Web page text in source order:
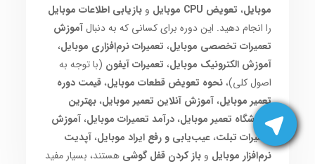
موبایل، تعویض CPU موبایل وبازیابی اطلاعات موبایل
را انجام دهید. این دوره برای کسانی که به دنبالآموزش
تعمیرات تخصصی موبایل، تعمیرات نرم‌افزاری موبایل،
آموزش الکترونیک موبایل، تعمیرات آیفون (با توجه به
اصول کلی)،نحوه تعویض قطعات موبایل،قیمت دوره
تعمیر موبایل،آموزش آنلاین تعمیر موبایل،بهترین
آموزشگاه تعمیر موبایل،درآمد تعمیرات موبایل،آموزش
تعمیرات تبلت،عیب‌یابی و رفع ایراد موبایل،آپدیت
نرم‌افزار موبایل وباز کردن قفل گوشی هستند، بسیار مفید